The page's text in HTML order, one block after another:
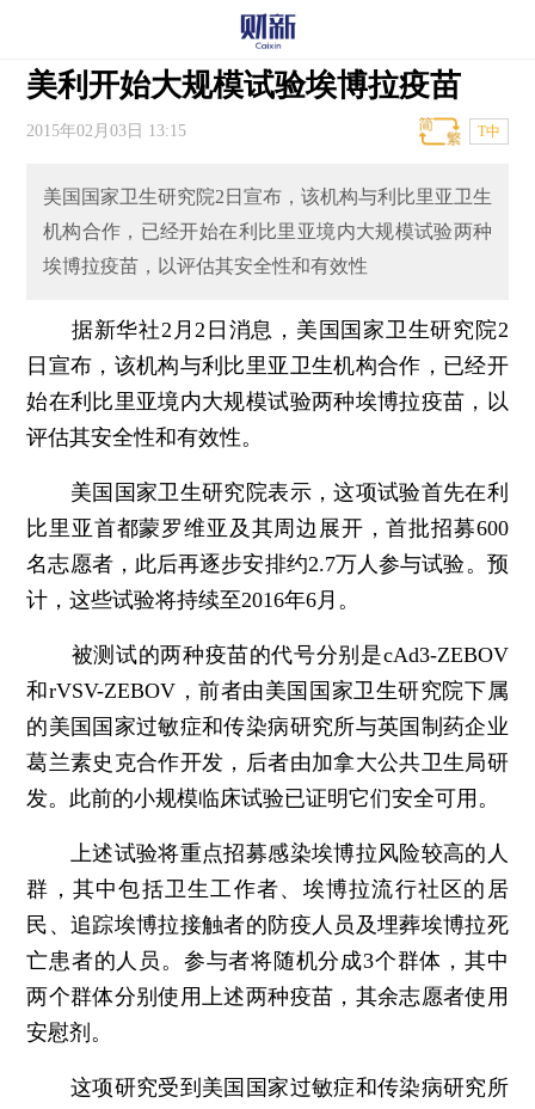
美利开始大规模试验埃博拉疫苗
2015年02月03日 13:15 T中
美国国家卫生研究院2日宣布，该机构与利比里亚卫生
机构合作，已经开始在利比里亚境内大规模试验两种
埃博拉疫苗，以评估其安全性和有效性
据新华社2月2日消息，美国国家卫生研究院2
日宣布，该机构与利比里亚卫生机构合作，已经开
始在利比里亚境内大规模试验两种埃博拉疫苗，以
评估其安全性和有效性。
美国国家卫生研究院表示，这项试验首先在利
比里亚首都蒙罗维亚及其周边展开，首批招募600
名志愿者，此后再逐步安排约2.7万人参与试验。预
计，这些试验将持续至2016年6月。
被测试的两种疫苗的代号分别是cAd3-ZEBOV
和rVSV-ZEBOV，前者由美国国家卫生研究院下属
的美国国家过敏症和传染病研究所与英国制药企业
葛兰素史克合作开发，后者由加拿大公共卫生局研
发。此前的小规模临床试验已证明它们安全可用。
上述试验将重点招募感染埃博拉风险较高的人
群，其中包括卫生工作者、埃博拉流行社区的居
民、追踪埃博拉接触者的防疫人员及埋葬埃博拉死
亡患者的人员。参与者将随机分成3个群体，其中
两个群体分别使用上述两种疫苗，其余志愿者使用
安慰剂。
这项研究受到美国国家过敏症和传染病研究所